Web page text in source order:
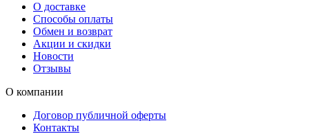
О доставке
Способы оплаты
Обмен и возврат
Акции и скидки
Новости
Отзывы
О компании
Договор публичной оферты
Контакты